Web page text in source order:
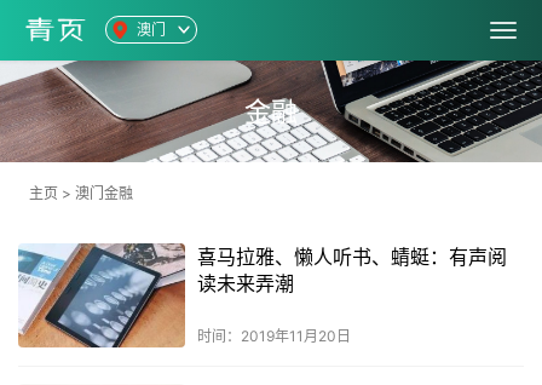
澳门
金融
主页 > 澳门金融
喜马拉雅、懒人听书、蜻蜓：有声阅
读未来弄潮
时间：2019年11月20日